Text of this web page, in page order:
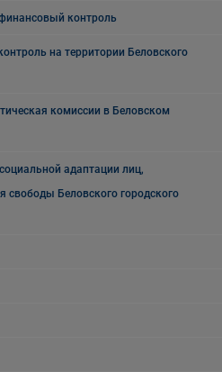
контроль
на территории Беловского
комиссии в Беловском
адаптации лиц,
свободы Беловского городского